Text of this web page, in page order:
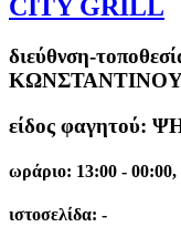
CITY GRILL
διεύθνση-
είδος φαγητού:
ωράριο: 13:00 -
ιστοσελίδα: -